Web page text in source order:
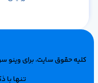
کلیه حقوق سایت، برای وینو
تنها با